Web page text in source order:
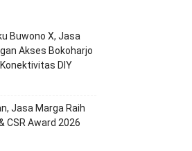
Buwono X, Jasa
Akses Bokoharjo
DIY
Jasa Marga Raih
CSR Award 2026